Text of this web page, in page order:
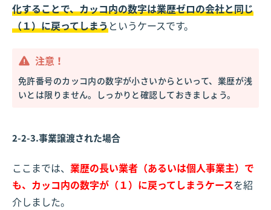
化することで、カッコ内の数字は業歴ゼロの会社と同じ
（１）に戻ってしまうというケースです。
注意！
免許番号のカッコ内の数字が小さいからといって、業歴が浅
いとは限りません。しっかりと確認しておきましょう。
2-2-3.事業譲渡された場合
ここまでは、 業歴の長い業者（あるいは個人事業主）で
も、カッコ内の数字が（１）に戻ってしまうケースを紹
介しました。